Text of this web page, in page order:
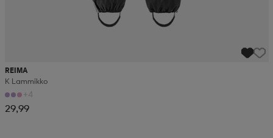
REIMA
K Lammikko
+4
29,99